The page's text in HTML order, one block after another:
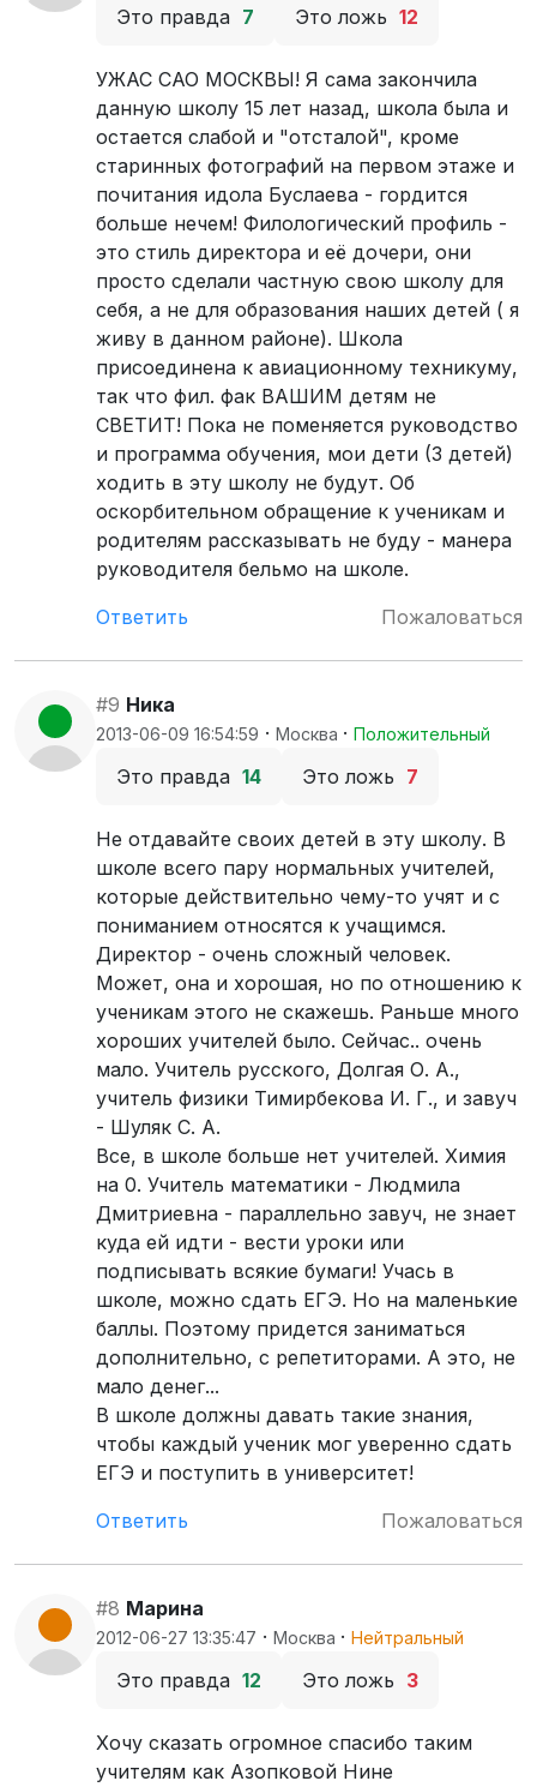
Это правда 7 Это ложь 12
УЖАС САО МОСКВЫ! Я сама закончила
данную школу 15 лет назад, школа была и
остается слабой и "отсталой", кроме
старинных фотографий на первом этаже и
почитания идола Буслаева - гордится
больше нечем! Филологический профиль -
это стиль директора и её дочери, они
просто сделали частную свою школу для
себя, а не для образования наших детей ( я
живу в данном районе). Школа
присоединена к авиационному техникуму,
так что фил. фак ВАШИМ детям не
СВЕТИТ! Пока не поменяется руководство
и программа обучения, мои дети (3 детей)
ходить в эту школу не будут. Об
оскорбительном обращение к ученикам и
родителям рассказывать не буду - манера
руководителя бельмо на школе.
Ответить
Пожаловаться
#9 Ника
2013-06-09 16:54:59 · Москва · Положительный
Это правда 14 Это ложь 7
Не отдавайте своих детей в эту школу. В
школе всего пару нормальных учителей,
которые действительно чему-то учят и с
пониманием относятся к учащимся.
Директор - очень сложный человек.
Может, она и хорошая, но по отношению к
ученикам этого не скажешь. Раньше много
хороших учителей было. Сейчас.. очень
мало. Учитель русского, Долгая О. А.,
учитель физики Тимирбекова И. Г., и завуч
- Шуляк С. А.
Все, в школе больше нет учителей. Химия
на 0. Учитель математики - Людмила
Дмитриевна - параллельно завуч, не знает
куда ей идти - вести уроки или
подписывать всякие бумаги! Учась в
школе, можно сдать ЕГЭ. Но на маленькие
баллы. Поэтому придется заниматься
дополнительно, с репетиторами. А это, не
мало денег...
В школе должны давать такие знания,
чтобы каждый ученик мог уверенно сдать
ЕГЭ и поступить в университет!
Ответить
Пожаловаться
#8 Марина
2012-06-27 13:35:47 · Москва · Нейтральный
Это правда 12 Это ложь 3
Хочу сказать огромное спасибо таким
учителям как Азопковой Нине